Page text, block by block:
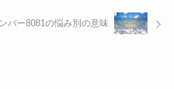
バー8081の悩み別の意味